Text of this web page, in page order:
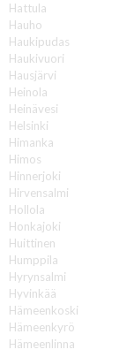
Hattula
Hauho
Haukipudas
Haukivuori
Hausjärvi
Heinola
Heinävesi
Helsinki
Himanka
Himos
Hinnerjoki
Hirvensalmi
Hollola
Honkajoki
Huittinen
Humppila
Hyrynsalmi
Hyvinkää
Hämeenkoski
Hämeenkyrö
Hämeenlinna